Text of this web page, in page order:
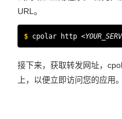
URL。
$ cpolar http
接下来，获取转发网址，
上，以便立即访问您的应用